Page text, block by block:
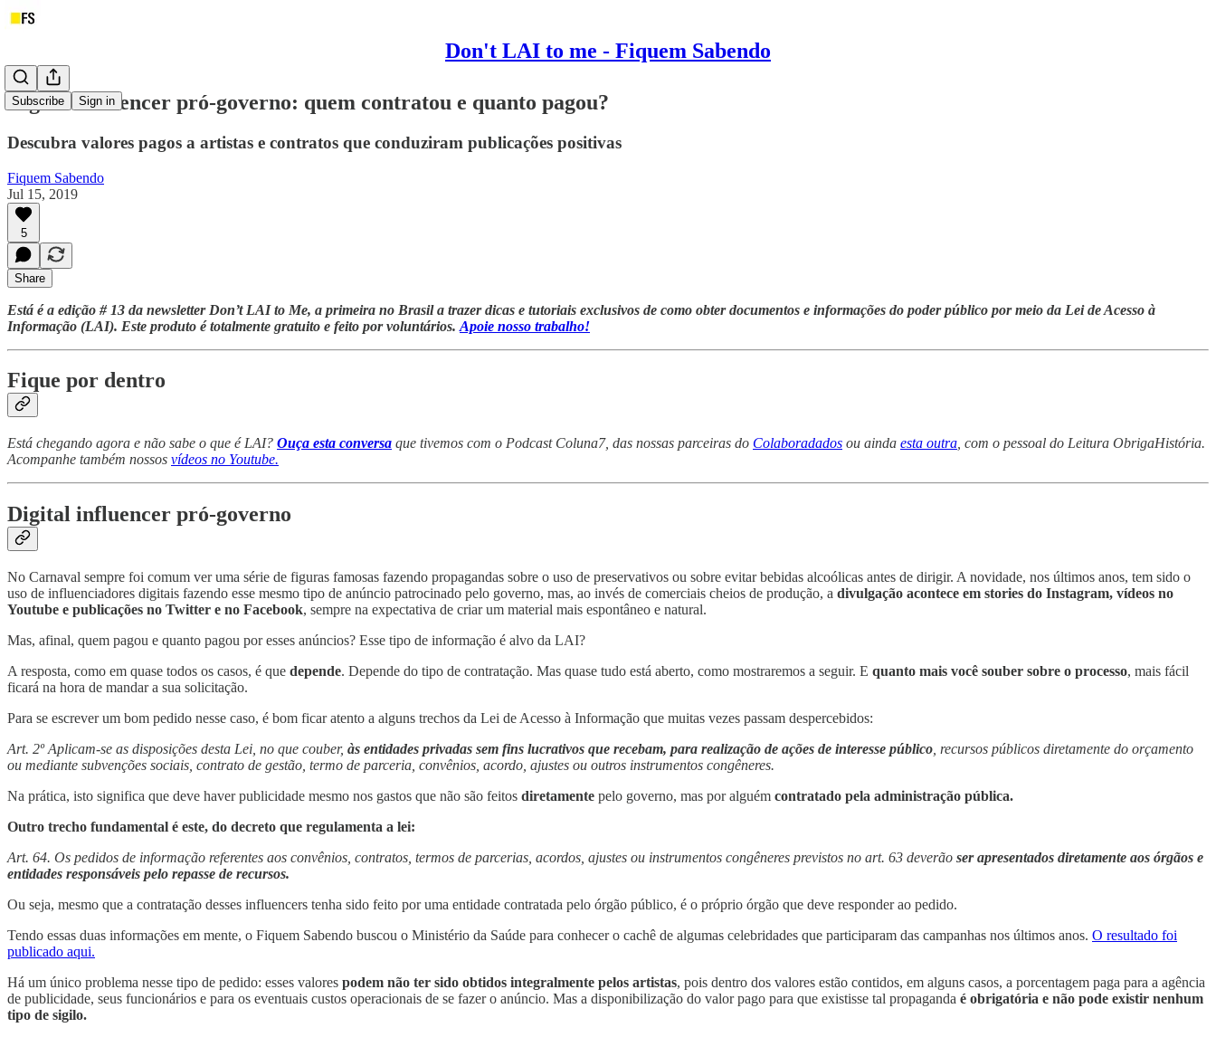
Don't LAI to me - Fiquem Sabendo
Subscribe Sign in
Digital influencer pró-governo: quem contratou e quanto pagou?
Descubra valores pagos a artistas e contratos que conduziram publicações positivas
Fiquem Sabendo
Jul 15, 2019
5
Share
Está é a edição # 13 da newsletter Don’t LAI to Me, a primeira no Brasil a trazer dicas e tutoriais exclusivos de como obter documentos e informações do poder público por meio da Lei de Acesso à
Informação (LAI). Este produto é totalmente gratuito e feito por voluntários. Apoie nosso trabalho!
Fique por dentro
Está chegando agora e não sabe o que é LAI? Ouça esta conversa que tivemos com o Podcast Coluna7, das nossas parceiras do Colaboradados ou ainda esta outra , com o pessoal do Leitura ObrigaHistória.
Acompanhe também nossos vídeos no Youtube.
Digital influencer pró-governo
No Carnaval sempre foi comum ver uma série de figuras famosas fazendo propagandas sobre o uso de preservativos ou sobre evitar bebidas alcoólicas antes de dirigir. A novidade, nos últimos anos, tem sido o
uso de influenciadores digitais fazendo esse mesmo tipo de anúncio patrocinado pelo governo, mas, ao invés de comerciais cheios de produção, a divulgação acontece em stories do Instagram, vídeos no
Youtube e publicações no Twitter e no Facebook, sempre na expectativa de criar um material mais espontâneo e natural.
Mas, afinal, quem pagou e quanto pagou por esses anúncios? Esse tipo de informação é alvo da LAI?
A resposta, como em quase todos os casos, é que depende. Depende do tipo de contratação. Mas quase tudo está aberto, como mostraremos a seguir. E quanto mais você souber sobre o processo, mais fácil
ficará na hora de mandar a sua solicitação.
Para se escrever um bom pedido nesse caso, é bom ficar atento a alguns trechos da Lei de Acesso à Informação que muitas vezes passam despercebidos:
Art. 2º Aplicam-se as disposições desta Lei, no que couber, às entidades privadas sem fins lucrativos que recebam, para realização de ações de interesse público , recursos públicos diretamente do orçamento
ou mediante subvenções sociais, contrato de gestão, termo de parceria, convênios, acordo, ajustes ou outros instrumentos congêneres.
Na prática, isto significa que deve haver publicidade mesmo nos gastos que não são feitos diretamente pelo governo, mas por alguém contratado pela administração pública.
Outro trecho fundamental é este, do decreto que regulamenta a lei:
Art. 64. Os pedidos de informação referentes aos convênios, contratos, termos de parcerias, acordos, ajustes ou instrumentos congêneres previstos no art. 63 deverão ser apresentados diretamente aos órgãos e
entidades responsáveis pelo repasse de recursos.
Ou seja, mesmo que a contratação desses influencers tenha sido feito por uma entidade contratada pelo órgão público, é o próprio órgão que deve responder ao pedido.
Tendo essas duas informações em mente, o Fiquem Sabendo buscou o Ministério da Saúde para conhecer o cachê de algumas celebridades que participaram das campanhas nos últimos anos. O resultado foi
publicado aqui.
Há um único problema nesse tipo de pedido: esses valores podem não ter sido obtidos integralmente pelos artistas, pois dentro dos valores estão contidos, em alguns casos, a porcentagem paga para a agência
de publicidade, seus funcionários e para os eventuais custos operacionais de se fazer o anúncio. Mas a disponibilização do valor pago para que existisse tal propaganda é obrigatória e não pode existir nenhum
tipo de sigilo.